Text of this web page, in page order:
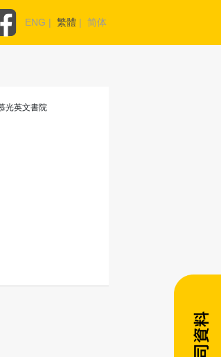
ENG | 繁體 | 简体